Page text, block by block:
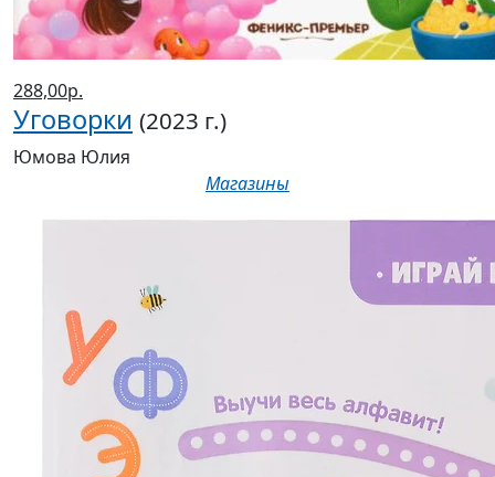
288,00р.
Уговорки (2023 г.)
Юмова Юлия
Магазины